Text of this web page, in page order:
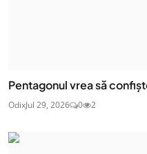
Pentagonul vrea să
OdixJul 29, 2026 0 2